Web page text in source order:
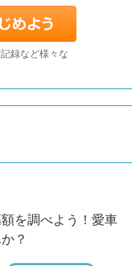
録など様々な
を調べよう！愛車
？